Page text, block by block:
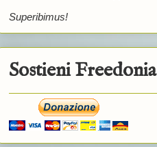
Superibimus!
Sostieni Freedonia